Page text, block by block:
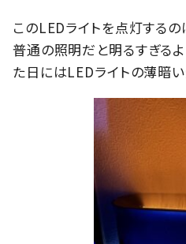
このLEDライトを点灯するの
普通の照明だと明るすぎる
た日にはLEDライトの薄暗い